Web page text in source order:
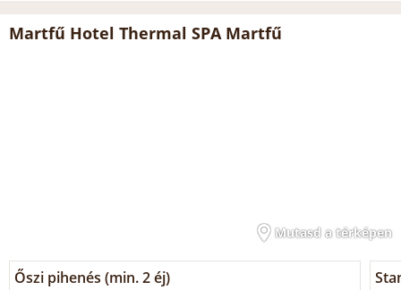
Martfű Hotel Thermal SPA Martfű
Mutasd a térképen
Őszi pihenés (min. 2 éj)